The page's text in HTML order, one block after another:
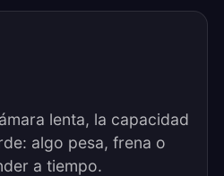
lenta, la capacidad
algo pesa, frena o
a tiempo.